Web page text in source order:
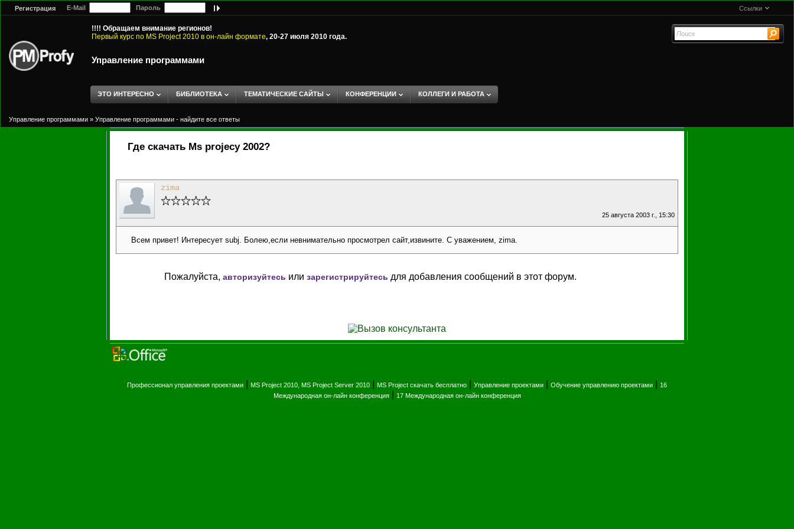
Регистрация E-Mail Пароль Ссылки
!!!! Обращаем внимание регионов!
Первый курс по MS Project 2010 в он-лайн формате, 20-27 июля 2010 года.
Управление программами
ЭТО ИНТЕРЕСНО БИБЛИОТЕКА ТЕМАТИЧЕСКИЕ САЙТЫ КОНФЕРЕНЦИИ КОЛЛЕГИ И РАБОТА
Управление программами » Управление программами - найдите все ответы
Где скачать Ms projecy 2002?
zima
25 августа 2003 г., 15:30
Всем привет! Интересует subj. Болею,если невнимательно просмотрел сайт,извините. С уважением, zima.
Пожалуйста, авторизуйтесь или зарегистрируйтесь для добавления сообщений в этот форум.
Профессионал управления проектами MS Project 2010, MS Project Server 2010 MS Project скачать бесплатно Управление проектами Обучение управлению проектами
16
Международная он-лайн конференция| 17 Международная он-лайн конференция